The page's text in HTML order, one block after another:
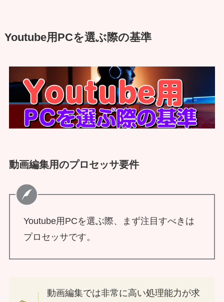
Youtube用PCを選ぶ際の基準
動画編集用のプロセッサ要件
Youtube用PCを選ぶ際、まず注目すべきは
プロセッサです。
動画編集では非常に高い処理能力が求